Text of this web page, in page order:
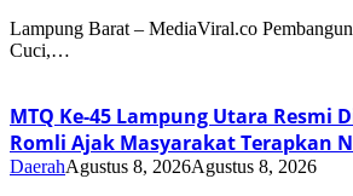
Lampung Barat – MediaViral.co
Cuci,…
MTQ Ke-45 Lampung Utara Resmi
Romli Ajak Masyarakat Terapkan
DaerahAgustus 8, 2026Agustus 8, 2026